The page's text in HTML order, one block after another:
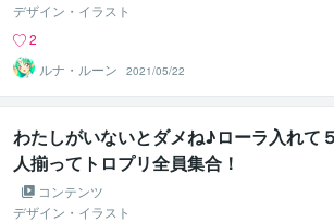
デザイン・イラスト
2
ルナ・ルーン
2021/05/22
わたしがいないとダメね♪ローラ入れて５
人揃ってトロプリ全員集合！
コンテンツ
デザイン・イラスト